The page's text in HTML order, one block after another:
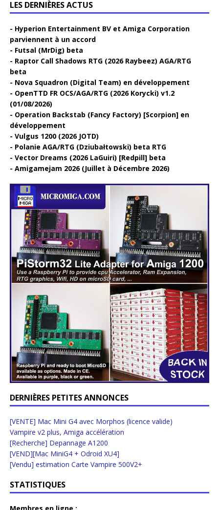
LES DERNIÈRES ACTUS
Hyperion Entertainment BV et Amiga Corporation
parviennent à un accord
Futsal (MrDig) beta
Raptor Call Shadows RTG (2026 Raybeez) AGA/RTG
beta
Nova Squadron (Digital Team) en développement
OpenTTD FR OCS/AGA/RTG (2026 Korycki) v1.2
(01/08/2026)
Operation Backstab (Fancy Factory) [Scorpion] en
développement
Vulgus 1200 (2026 JOTD)
Polanie AGA/RTG (Dziubałtowski) beta RTG
Vector Dreams (2026 LaGuiri) [Redpill] beta
Amigamejam 2026 (Juillet à Décembre 2026)
DERNIÈRES PETITES ANNONCES
[VENTE] Mac Mini G4 avec Morphos (licence valide)
Vampire v2 plus, Amiga accélération
[Recherche] Depannage A1200
[VEND][Mac MiniG4 + Odroid XU4]
[Vendu] estimation Carte Vampire 500V2+
STATISTIQUES